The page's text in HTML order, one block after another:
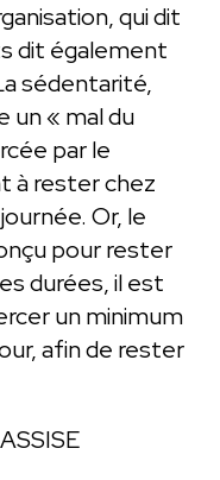
qui dit
dit également
sédentarité,
un « mal du
par le
à rester chez
Or, le
pour rester
durées, il est
un minimum
afin de rester